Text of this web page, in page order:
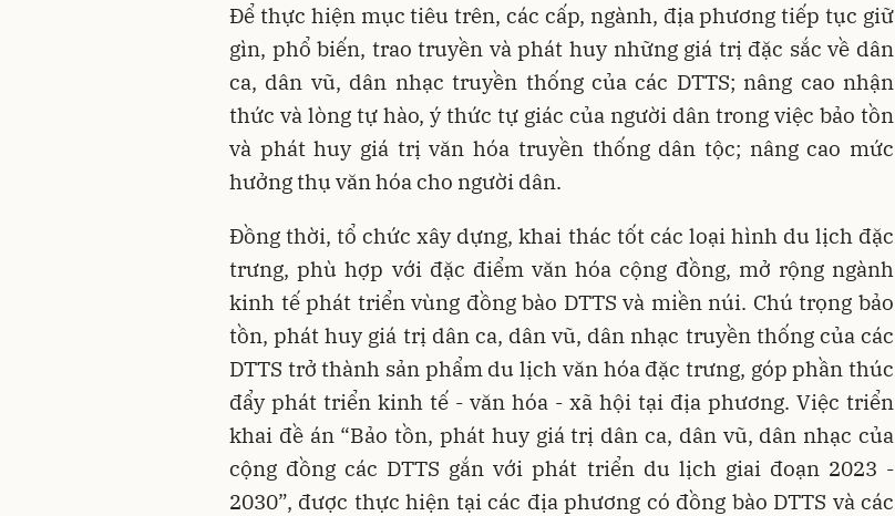
Để thực hiện mục tiêu trên, các cấp, ngành, địa phương tiếp tục giữ
gìn, phổ biến, trao truyền và phát huy những giá trị đặc sắc về dân
ca, dân vũ, dân nhạc truyền thống của các DTTS; nâng cao nhận
thức và lòng tự hào, ý thức tự giác của người dân trong việc bảo tồn
và phát huy giá trị văn hóa truyền thống dân tộc; nâng cao mức
hưởng thụ văn hóa cho người dân.
Đồng thời, tổ chức xây dựng, khai thác tốt các loại hình du lịch đặc
trưng, phù hợp với đặc điểm văn hóa cộng đồng, mở rộng ngành
kinh tế phát triển vùng đồng bào DTTS và miền núi. Chú trọng bảo
tồn, phát huy giá trị dân ca, dân vũ, dân nhạc truyền thống của các
DTTS trở thành sản phẩm du lịch văn hóa đặc trưng, góp phần thúc
đẩy phát triển kinh tế - văn hóa - xã hội tại địa phương. Việc triển
khai đề án “Bảo tồn, phát huy giá trị dân ca, dân vũ, dân nhạc của
cộng đồng các DTTS gắn với phát triển du lịch giai đoạn 2023 -
2030”, được thực hiện tại các địa phương có đồng bào DTTS và các